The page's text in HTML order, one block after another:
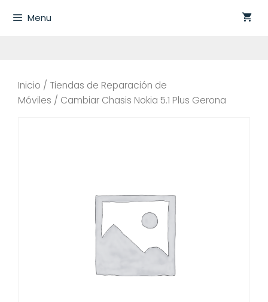
Menu
Inicio / Tiendas de Reparación de
Móviles / Cambiar Chasis Nokia 5.1 Plus Gerona